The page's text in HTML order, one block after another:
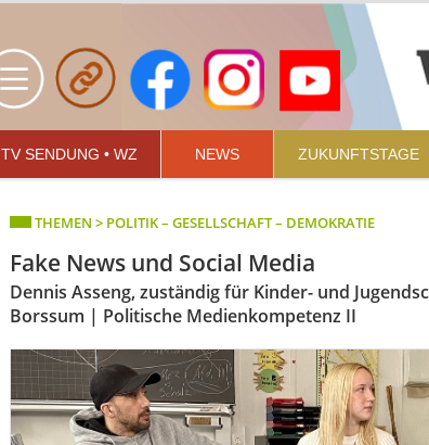
TV SENDUNG • WZ NEWS ZUKUNFTSTAGE
THEMEN > POLITIK – GESELLSCHAFT – DEMOKRATIE
Fake News und Social Media
Dennis Asseng, zuständig für Kinder- und
Borssum | Politische Medienkompetenz II